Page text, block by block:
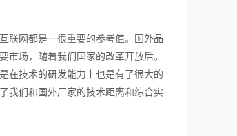
网都是一很重要的参考值。国外品
市场，随着我们国家的改革开放后。
在技术的研发能力上也是有了很大的
我们和国外厂家的技术距离和综合实